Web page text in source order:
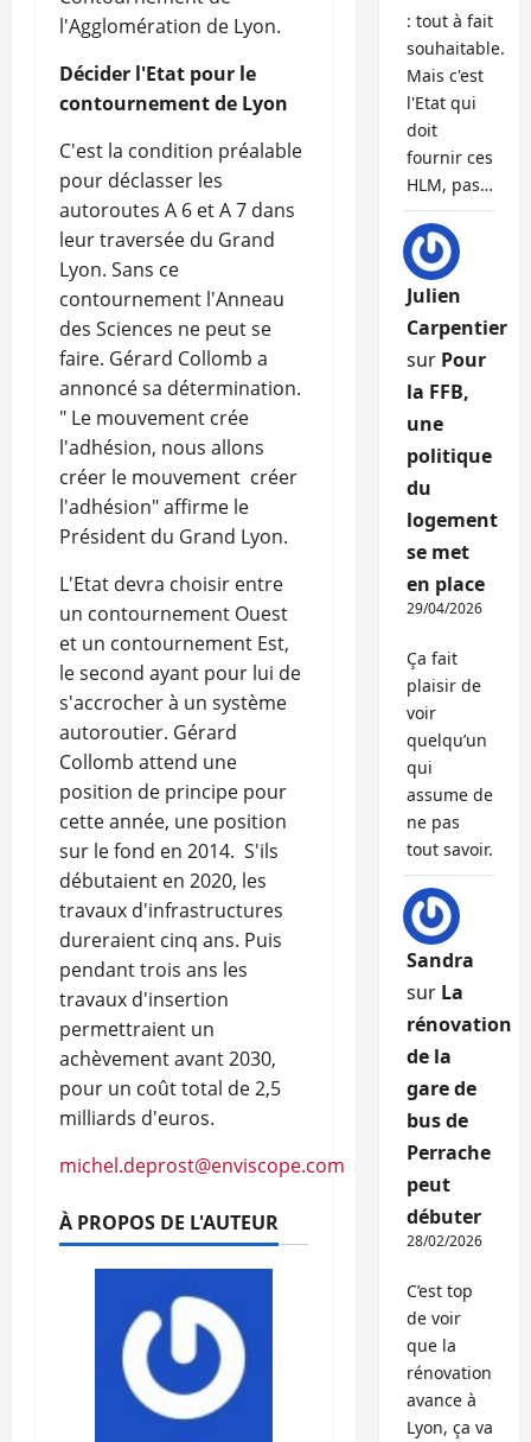
l'Agglomération de Lyon.
Décider l'Etat pour le
contournement de Lyon
C'est la condition préalable
pour déclasser les
autoroutes A 6 et A 7 dans
leur traversée du Grand
Lyon. Sans ce
contournement l'Anneau
des Sciences ne peut se
faire. Gérard Collomb a
annoncé sa détermination.
" Le mouvement crée
l'adhésion, nous allons
créer le mouvement créer
l'adhésion" affirme le
Président du Grand Lyon.
L'Etat devra choisir entre
un contournement Ouest
et un contournement Est,
le second ayant pour lui de
s'accrocher à un système
autoroutier. Gérard
Collomb attend une
position de principe pour
cette année, une position
sur le fond en 2014. S'ils
débutaient en 2020, les
travaux d'infrastructures
dureraient cinq ans. Puis
pendant trois ans les
travaux d'insertion
permettraient un
achèvement avant 2030,
pour un coût total de 2,5
milliards d'euros.
michel.deprost@enviscope.com
À PROPOS DE L'AUTEUR
: tout à fait
souhaitable.
Mais c'est
l'Etat qui
doit
fournir ces
HLM, pas…
Julien
Carpentier
sur Pour
la FFB,
une
politique
du
logement
se met
en place
29/04/2026
Ça fait
plaisir de
voir
quelqu’un
qui
assume de
ne pas
tout savoir.
Sandra
sur La
rénovation
de la
gare de
bus de
Perrache
peut
débuter
28/02/2026
C’est top
de voir
que la
rénovation
avance à
Lyon, ça va